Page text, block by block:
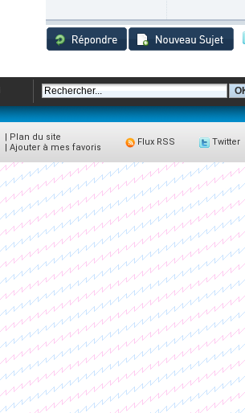
| Plan du site
| Ajouter à mes favoris
Flux RSS Twitter